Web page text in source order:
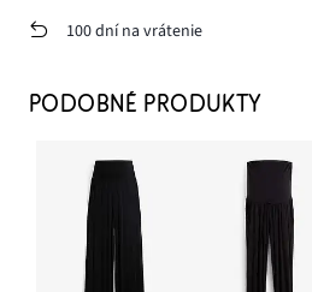
100 dní na vrátenie
PODOBNÉ PRODUKTY